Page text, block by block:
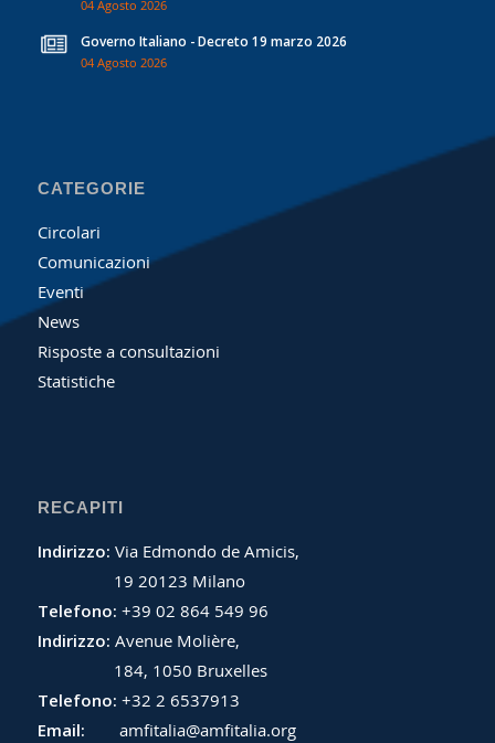
04 Agosto 2026
Governo Italiano - Decreto 19 marzo 2026
04 Agosto 2026
CATEGORIE
Circolari
Comunicazioni
Eventi
News
Risposte a consultazioni
Statistiche
RECAPITI
Indirizzo: Via Edmondo de Amicis,
19 20123 Milano
Telefono: +39 02 864 549 96
Indirizzo: Avenue Molière,
184, 1050 Bruxelles
Telefono: +32 2 6537913
Email:
amfitalia@amfitalia.org